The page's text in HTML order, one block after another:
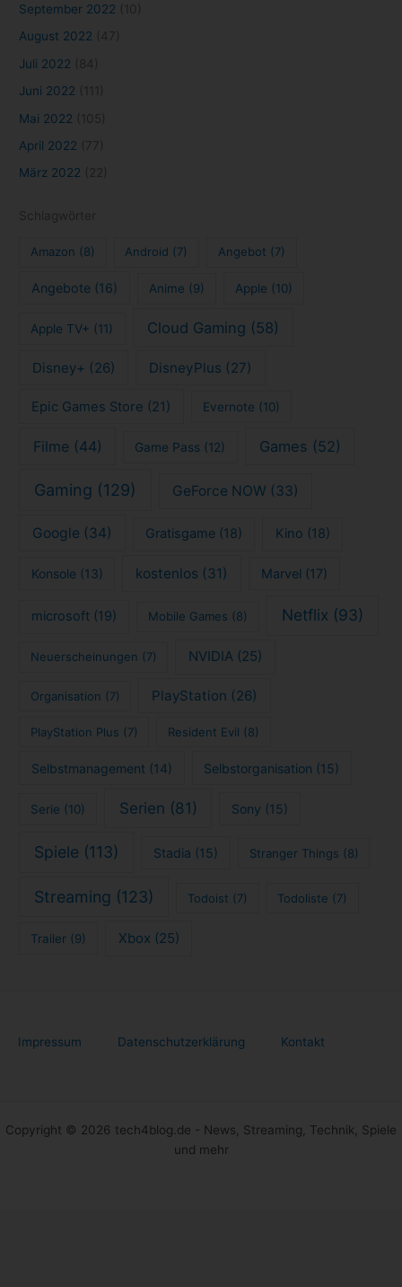
September 2022
August 2022
Juli 2022
Juni 2022
Mai 2022
April 2022
März 2022
Amazon (8) Android (7) Angebot (7)
Angebote(16) Anime (9) Apple (10)
Apple TV+ (11) Cloud Gaming (58)
Disney+ (26) DisneyPlus (27)
Epic Games Store (21) Evernote (10)
Filme(44) Game Pass (12) Games (52)
Gaming (129) GeForce NOW (33)
Google (34) Gratisgame (18) Kino (18)
Konsole (13) kostenlos (31) Marvel (17)
microsoft (19) Mobile Games (8) Netflix (93)
Neuerscheinungen (7) NVIDIA (25)
Organisation (7) PlayStation (26)
PlayStation Plus (7) Resident Evil (8)
Selbstmanagement (14) Selbstorganisation (15)
Serie (10) Serien (81) Sony (15)
Spiele (113) Stadia (15) Stranger Things (8)
Streaming (123) Todoist (7) Todoliste (7)
Trailer (9) Xbox (25)
Impressum Datenschutzerklärung Kontakt
Copyright © 2026 tech4blog.de - News, Streaming, Technik, Spiele
und mehr